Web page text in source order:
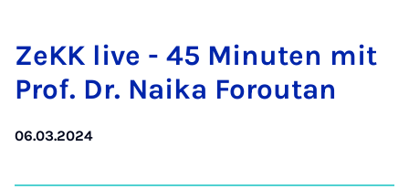
ZeKK live - 45 Minuten mit
Prof. Dr. Naika Foroutan
06.03.2024